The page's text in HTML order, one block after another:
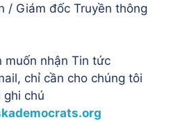
/ Giám đốc Truyền thông
muốn nhận Tin tức
chỉ cần cho chúng tôi
chú